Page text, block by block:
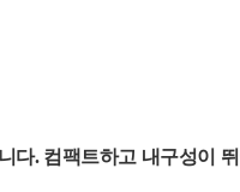
다. 컴팩트하고 내구성이